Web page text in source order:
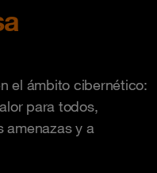
el ámbito cibernético:
para todos,
amenazas y a